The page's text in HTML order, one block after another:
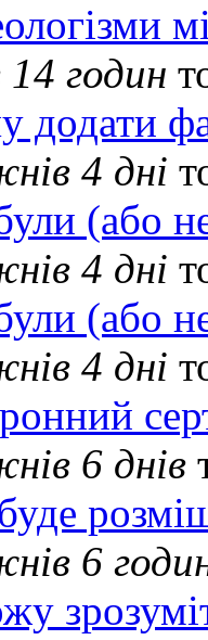
14 годин
додати
4 дні
(або
4 дні
(або
4 дні
6 днів
6